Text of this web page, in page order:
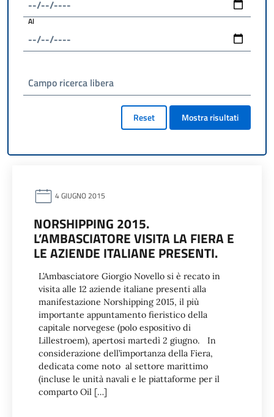
Al
Campo ricerca libera
Reset Mostra risultati
4 GIUGNO 2015
NORSHIPPING 2015.
L’AMBASCIATORE VISITA LA FIERA E
LE AZIENDE ITALIANE PRESENTI.
L’Ambasciatore Giorgio Novello si è recato in
visita alle 12 aziende italiane presenti alla
manifestazione Norshipping 2015, il più
importante appuntamento fieristico della
capitale norvegese (polo espositivo di
Lillestroem), apertosi martedì 2 giugno. In
considerazione dell’importanza della Fiera,
dedicata come noto al settore marittimo
(incluse le unità navali e le piattaforme per il
comparto Oil […]